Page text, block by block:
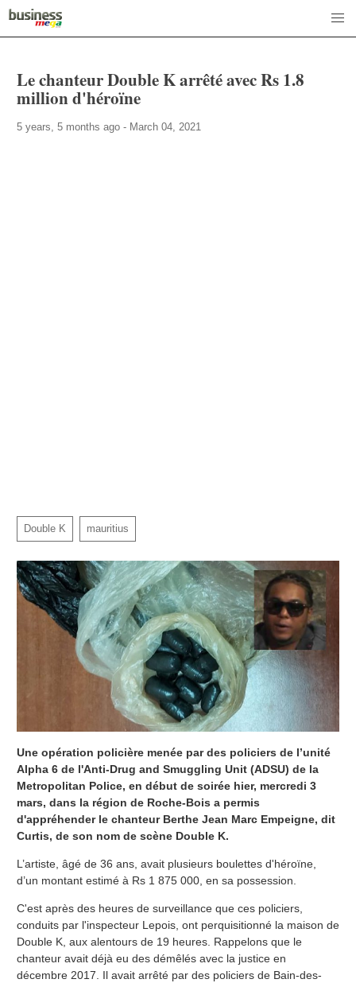
Le chanteur Double K arrêté avec Rs 1.8
million d'héroïne
5 years, 5 months ago - March 04, 2021
Double K mauritius
Une opération policière menée par des policiers de l’unité
Alpha 6 de l'Anti-Drug and Smuggling Unit (ADSU) de la
Metropolitan Police, en début de soirée hier, mercredi 3
mars, dans la région de Roche-Bois a permis
d'appréhender le chanteur Berthe Jean Marc Empeigne, dit
Curtis, de son nom de scène Double K.
L’artiste, âgé de 36 ans, avait plusieurs boulettes d'héroïne,
d’un montant estimé à Rs 1 875 000, en sa possession.
C'est après des heures de surveillance que ces policiers,
conduits par l'inspecteur Lepois, ont perquisitionné la maison de
Double K, aux alentours de 19 heures. Rappelons que le
chanteur avait déjà eu des démêlés avec la justice en
décembre 2017. Il avait arrêté par des policiers de Bain-des-